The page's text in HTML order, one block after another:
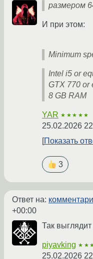
размером
И при этом:
Minimum
Intel i5 or
GTX 770 or
8 GB RAM
YAR ★★★★★
25.02.2026
Показать
3
Ответ на:
+00:00
Так
piyavking
25.02.2026